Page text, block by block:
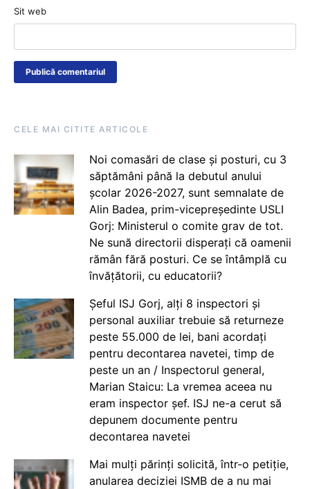
Sit web
CELE MAI CITITE ARTICOLE
Noi comasări de clase și posturi, cu 3
săptămâni până la debutul anului
școlar 2026-2027, sunt semnalate de
Alin Badea, prim-vicepreședinte USLI
Gorj: Ministerul o comite grav de tot.
Ne sună directorii disperați că oamenii
rămân fără posturi. Ce se întâmplă cu
învățătorii, cu educatorii?
Șeful ISJ Gorj, alți 8 inspectori și
personal auxiliar trebuie să returneze
peste 55.000 de lei, bani acordați
pentru decontarea navetei, timp de
peste un an / Inspectorul general,
Marian Staicu: La vremea aceea nu
eram inspector șef. ISJ ne-a cerut să
depunem documente pentru
decontarea navetei
Mai mulți părinți solicită, într-o petiție,
anularea deciziei ISMB de a nu mai